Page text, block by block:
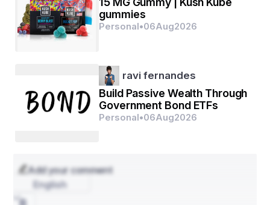
यहां तक पहुंची है वैसे अगर बात करे बोतल वाली शराब का तो
7000 वर्ष पूर्व पहली शराब बनाकर बोतल में इक्कठा करने का
प्रमाण चीन में मिलता है यानि ये कह सकते है की ये चीन वाले
gummies
Personal •06Aug2026
ravi fernandes
Build Passive Wealth Through
Government Bond ETFs
Personal•06Aug2026
Add your comment
English